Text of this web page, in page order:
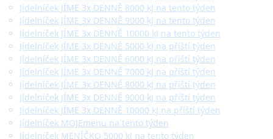
Jídelníček JÍME 3x DENNĚ 8000 kJ na tento týden
Jídelníček JÍME 3x DENNĚ 9000 kJ na tento týden
Jídelníček JÍME 3x DENNĚ 10000 kJ na tento týden
Jídelníček JÍME 3x DENNĚ 5000 kJ na příští týden
Jídelníček JÍME 3x DENNĚ 6000 kJ na příští týden
Jídelníček JÍME 3x DENNĚ 7000 kJ na příští týden
Jídelníček JÍME 3x DENNĚ 8000 kJ na příští týden
Jídelníček JÍME 3x DENNĚ 9000 kJ na příští týden
Jídelníček JÍME 3x DENNĚ 10000 kJ na příští týden
Jídelníček MOJEmenu na tento týden
Jídelníček MENÍČKO 5000 kJ na tento týden